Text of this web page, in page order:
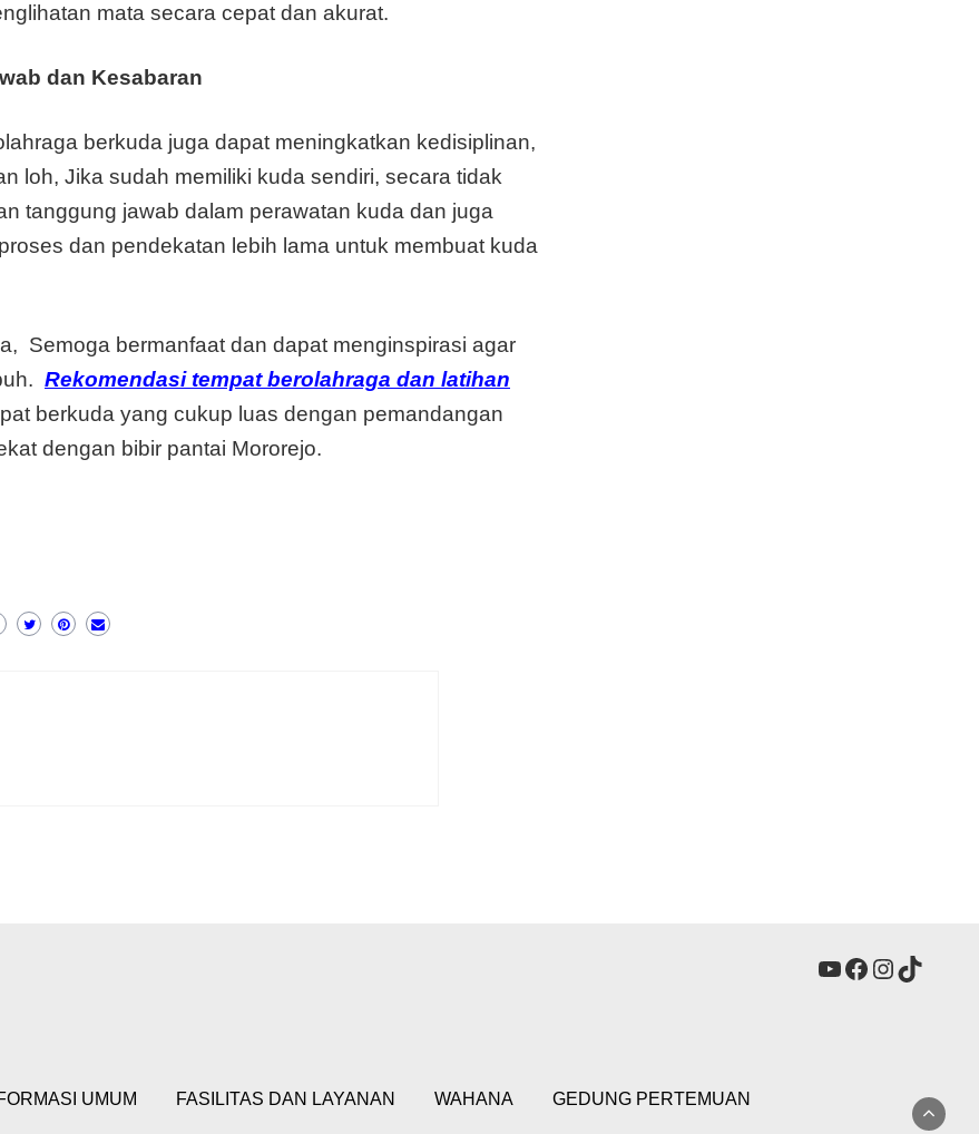
mata secara cepat dan akurat.
dan Kesabaran
berkuda juga dapat meningkatkan kedisiplinan,
loh, Jika sudah memiliki kuda sendiri, secara tidak
tanggung jawab dalam perawatan kuda dan juga
dan pendekatan lebih lama untuk membuat kuda
Semoga bermanfaat dan dapat menginspirasi agar
Rekomendasi tempat berolahraga dan latihan
berkuda yang cukup luas dengan pemandangan
dengan bibir pantai Mororejo.
YouTube
Facebook
TikTok
UMUM FASILITAS DAN LAYANAN WAHANA GEDUNG PERTEMUAN